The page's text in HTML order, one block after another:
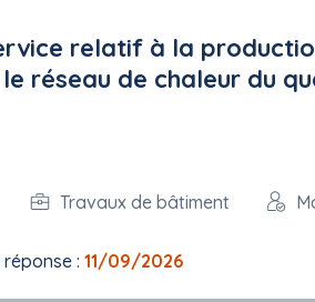
relatif à la
réseau de chaleur du
Travaux de bâtiment
: 11/09/2026